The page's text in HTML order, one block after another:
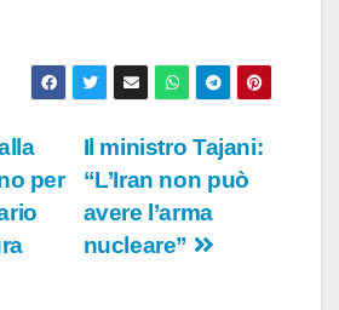
Il ministro Tajani:
“L’Iran non può
avere l’arma
nucleare”
per